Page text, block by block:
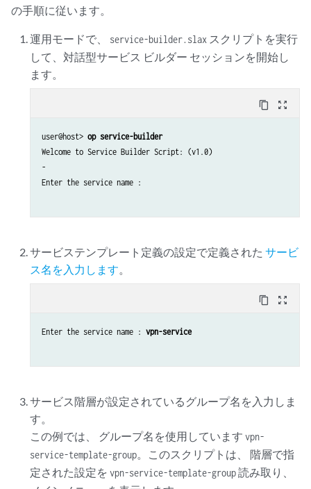
の手順に従います。
運用モードで、 service-builder.slax スクリプトを実行
して、対話型サービス ビルダー セッションを開始し
ます。
content_copy zoom_out_map
user@host> op service-builder
Welcome to Service Builder Script: (v1.0)
-
Enter the service name :
サービステンプレート定義の設定で定義されたサービ
ス名を入力します。
content_copy zoom_out_map
Enter the service name : vpn-service
サービス階層が設定されているグループ名を入力しま
す。
この例では、 グループ名を使用していますvpn-
service-template-group。このスクリプトは、 階層で指
定された設定をvpn-service-template-group読み取り、